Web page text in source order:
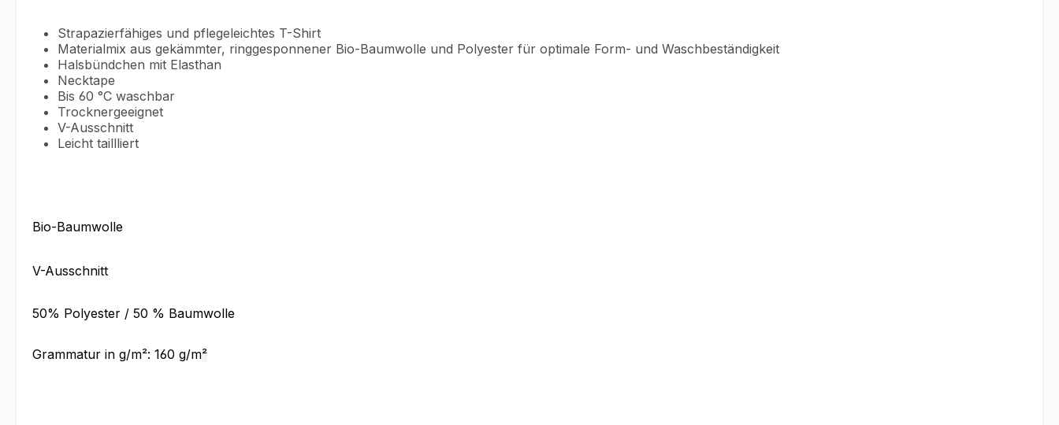
Strapazierfähiges und pflegeleichtes T-Shirt
Materialmix aus gekämmter, ringgesponnener Bio-Baumwolle und Polyester für optimale Form- und Waschbeständigkeit
Halsbündchen mit Elasthan
Necktape
Bis 60 °C waschbar
Trocknergeeignet
V-Ausschnitt
Leicht taillliert
Bio-Baumwolle
V-Ausschnitt
50% Polyester / 50 % Baumwolle
Grammatur in g/m²: 160 g/m²